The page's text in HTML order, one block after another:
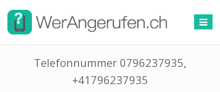
Toggle
Telefonnummer 0796237935,
+41796237935